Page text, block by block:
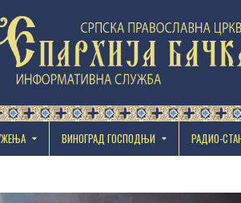
ВИНОГРАД ГОСПОДЊИ РАДИО-